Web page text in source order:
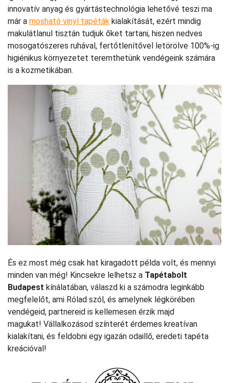
innovatív anyag és gyártástechnológia lehetővé teszi ma
már a mosható vinyl tapéták kialakítását, ezért mindig
makulátlanul tisztán tudjuk őket tartani, hiszen nedves
mosogatószeres ruhával, fertőtlenítővel letörölve 100%-ig
higiénikus környezetet teremthetünk vendégeink számára
is a kozmetikában.
És ez most még csak hat kiragadott példa volt, és mennyi
minden van még! Kincsekre lelhetsz a Tapétabolt
Budapest kínálatában, válaszd ki a számodra leginkább
megfelelőt, ami Rólad szól, és amelynek légkörében
vendégeid, partnereid is kellemesen érzik majd
magukat! Vállalkozásod színterét érdemes kreatívan
kialakítani, és feldobni egy igazán odaillő, eredeti tapéta
kreációval!